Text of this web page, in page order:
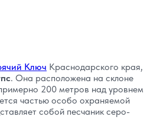
Ключ Краснодарского края,
. Она расположена на склоне
200 метров над уровнем
частью особо охраняемой
собой песчаник серо-